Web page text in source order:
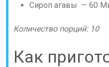
Сироп агавы — 60
Количество порций: 10
Как